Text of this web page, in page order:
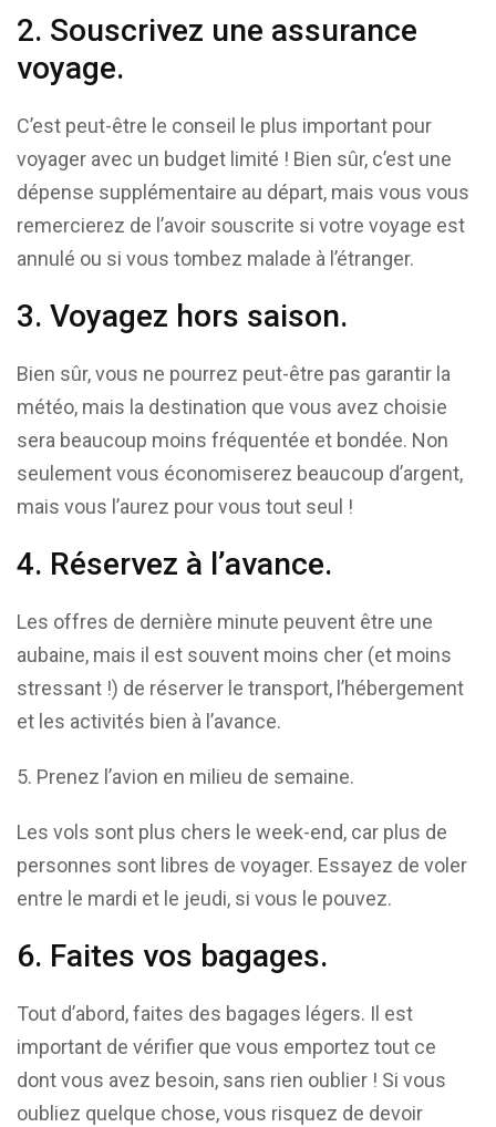
2. Souscrivez une assurance
voyage.
C’est peut-être le conseil le plus important pour
voyager avec un budget limité ! Bien sûr, c’est une
dépense supplémentaire au départ, mais vous vous
remercierez de l’avoir souscrite si votre voyage est
annulé ou si vous tombez malade à l’étranger.
3. Voyagez hors saison.
Bien sûr, vous ne pourrez peut-être pas garantir la
météo, mais la destination que vous avez choisie
sera beaucoup moins fréquentée et bondée. Non
seulement vous économiserez beaucoup d’argent,
mais vous l’aurez pour vous tout seul !
4. Réservez à l’avance.
Les offres de dernière minute peuvent être une
aubaine, mais il est souvent moins cher (et moins
stressant !) de réserver le transport, l’hébergement
et les activités bien à l’avance.
Prenez l’avion en milieu de semaine.
Les vols sont plus chers le week-end, car plus de
personnes sont libres de voyager. Essayez de voler
entre le mardi et le jeudi, si vous le pouvez.
6. Faites vos bagages.
Tout d’abord, faites des bagages légers. Il est
important de vérifier que vous emportez tout ce
dont vous avez besoin, sans rien oublier ! Si vous
oubliez quelque chose, vous risquez de devoir